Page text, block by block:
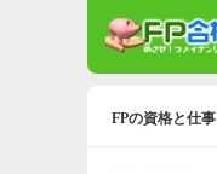
FPの資格と仕事